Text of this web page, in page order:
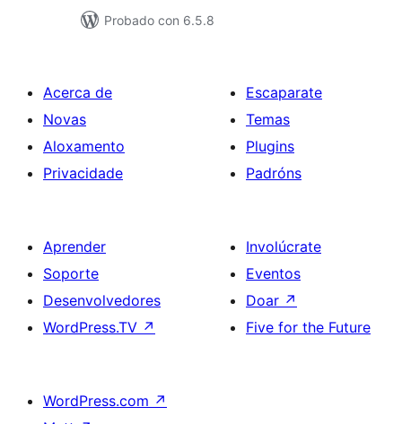
Probado con 6.5.8
Acerca de
Novas
Aloxamento
Privacidade
Escaparate
Temas
Plugins
Padróns
Aprender
Soporte
Desenvolvedores
WordPress.TV ↗
Involúcrate
Eventos
Doar ↗
Five for the Future
WordPress.com ↗